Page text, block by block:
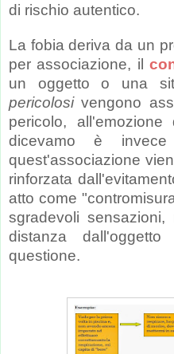
di rischio autentico.
La fobia deriva da un
per associazione, il
un oggetto o una
pericolosivengono
pericolo,
dicevamo è invece
quest'associazione
rinforzata
atto come
sgradevoli
distanza
questione.